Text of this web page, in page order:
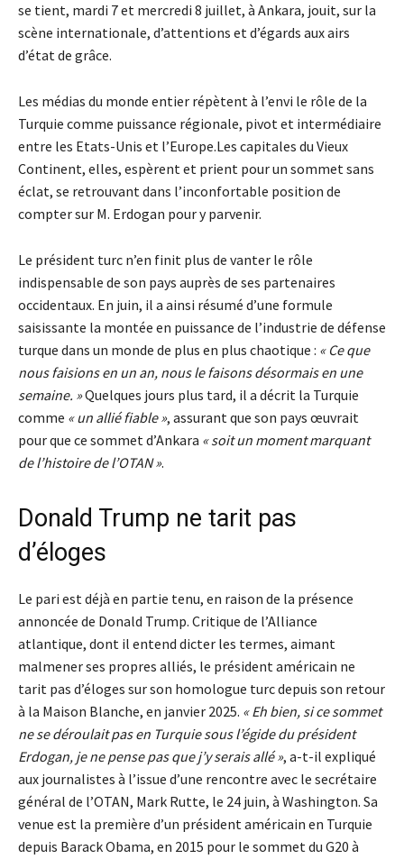
se tient, mardi 7 et mercredi 8 juillet, à Ankara, jouit, sur la
scène internationale, d’attentions et d’égards aux airs
d’état de grâce.
Les médias du monde entier répètent à l’envi le rôle de la
Turquie comme puissance régionale, pivot et intermédiaire
entre les Etats-Unis et l’Europe.Les capitales du Vieux
Continent, elles, espèrent et prient pour un sommet sans
éclat, se retrouvant dans l’inconfortable position de
compter sur M. Erdogan pour y parvenir.
Le président turc n’en finit plus de vanter le rôle
indispensable de son pays auprès de ses partenaires
occidentaux. En juin, il a ainsi résumé d’une formule
saisissante la montée en puissance de l’industrie de défense
turque dans un monde de plus en plus chaotique : « Ce que
nous faisions en un an, nous le faisons désormais en une
semaine. »Quelques jours plus tard, il a décrit la Turquie
comme « un allié fiable », assurant que son pays œuvrait
pour que ce sommet d’Ankara « soit un moment marquant
de l’histoire de l’OTAN ».
Donald Trump ne tarit pas
d’éloges
Le pari est déjà en partie tenu, en raison de la présence
annoncée de Donald Trump. Critique de l’Alliance
atlantique, dont il entend dicter les termes, aimant
malmener ses propres alliés, le président américain ne
tarit pas d’éloges sur son homologue turc depuis son retour
à la Maison Blanche, en janvier 2025. « Eh bien, si ce sommet
ne se déroulait pas en Turquie sous l’égide du président
Erdogan, je ne pense pas que j’y serais allé », a-t-il expliqué
aux journalistes à l’issue d’une rencontre avec le secrétaire
général de l’OTAN, Mark Rutte, le 24 juin, à Washington. Sa
venue est la première d’un président américain en Turquie
depuis Barack Obama, en 2015 pour le sommet du G20 à